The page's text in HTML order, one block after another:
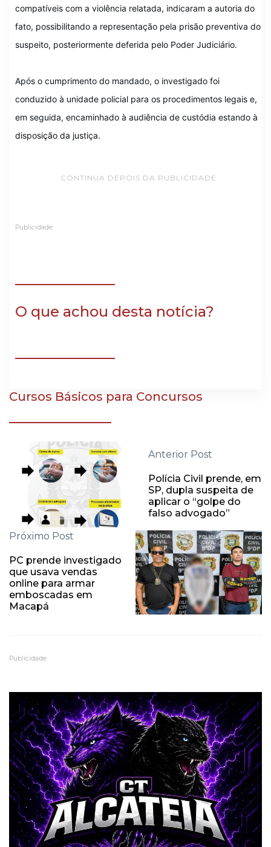
compatíveis com a violência relatada, indicaram a autoria do
fato, possibilitando a representação pela prisão preventiva do
suspeito, posteriormente deferida pelo Poder Judiciário.
Após o cumprimento do mandado, o investigado foi
conduzido à unidade policial para os procedimentos legais e,
em seguida, encaminhado à audiência de custódia estando à
disposição da justiça.
CONTINUA DEPOIS DA PUBLICIDADE
Publicidade
O que achou desta notícia?
Cursos Básicos para Concursos
Anterior Post
Polícia Civil prende, em
SP, dupla suspeita de
aplicar o “golpe do
falso advogado”
Próximo Post
PC prende investigado
que usava vendas
online para armar
emboscadas em
Macapá
Publicidade